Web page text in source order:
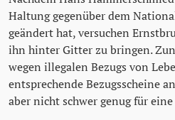
Haltung gegenüber dem
geändert hat, versuchen
ihn hinter Gitter zu bringen.
wegen illegalen Bezugs von
entsprechende Bezugsscheine
aber nicht schwer genug für